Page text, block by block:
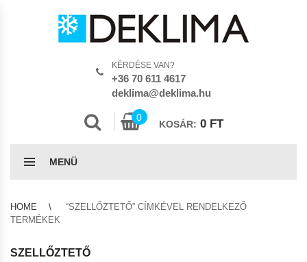
KÉRDÉSE VAN?
+36 70 611 4617
deklima@deklima.hu
0
KOSÁR: 0 FT
MENÜ
HOME
“SZELLŐZTETŐ” CÍMKÉVEL RENDELKEZŐ
TERMÉKEK
SZELLŐZTETŐ